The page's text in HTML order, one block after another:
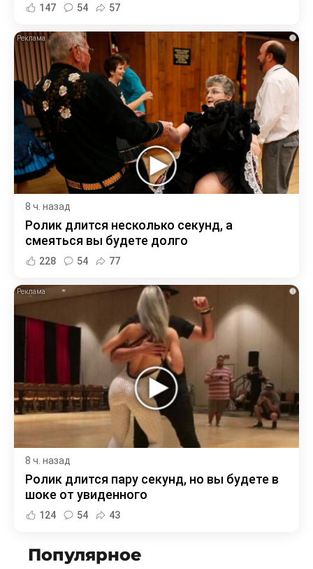
147 54 57
i
8 ч. назад
Ролик длится несколько секунд, а
смеяться вы будете долго
228 54 77
i
8 ч. назад
Ролик длится пару секунд, но вы будете в
шоке от увиденного
124 54 43
Популярное